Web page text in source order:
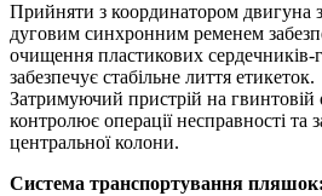
Прийняти з координатором двигуна
дуговим синхронним ременем
очищення пластикових
забезпечує стабільне лиття етикеток.
Затримуючий пристрій на гвинтовій
контролює операції несправності та
центральної колони.
Система транспортування пляшок: